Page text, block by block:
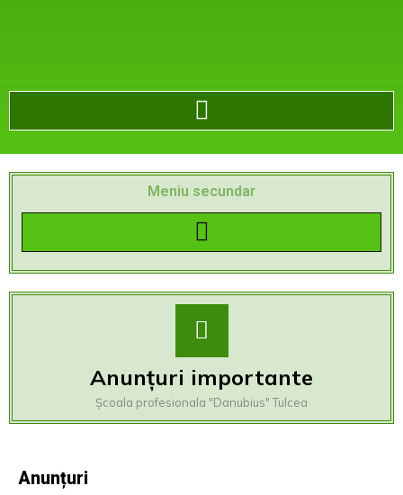
Meniu secundar
Anunțuri importante
Școala profesionala "Danubius" Tulcea
Anunțuri